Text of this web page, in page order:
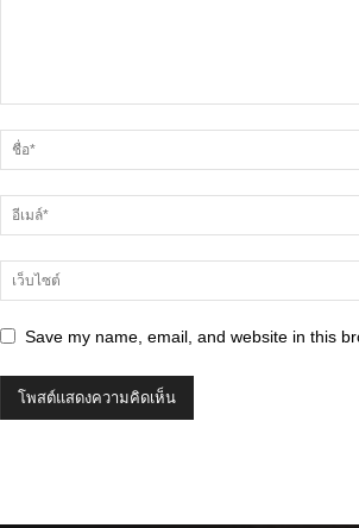
Save my name, email, and website in this